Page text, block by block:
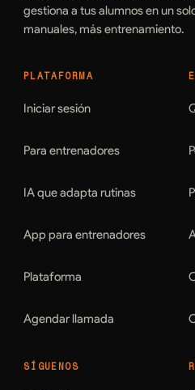
gestiona a tus alumnos en un
manuales, más entrenamiento.
PLATAFORMA
Iniciar sesión
Para entrenadores
IA que adapta rutinas
App para entrenadores
Plataforma
Agendar llamada
SÍGUENOS